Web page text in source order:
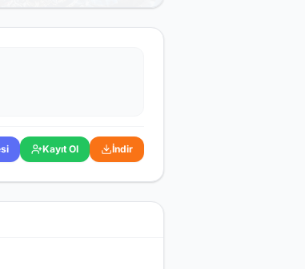
Kayıt Ol İndir